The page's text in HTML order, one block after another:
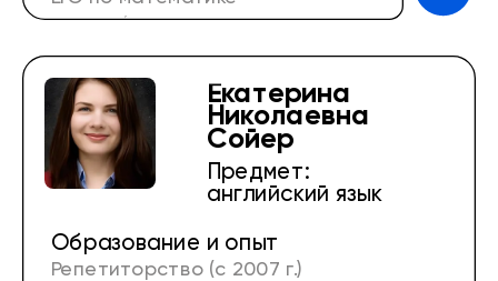
2500 ₽/90 мин
Екатерина
Николаевна
Сойер
Предмет:
английский язык
Образование и опыт
Репетиторство (с 2007 г.)